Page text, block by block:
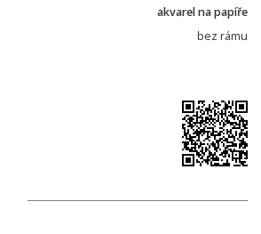
akvarel na papíře
bez rámu